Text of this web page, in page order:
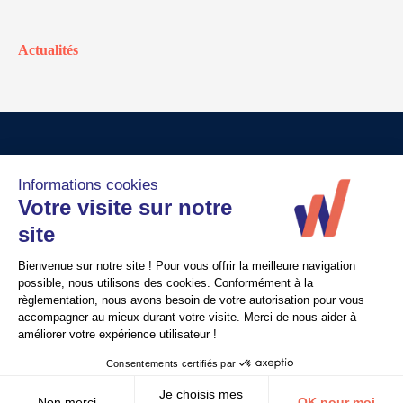
Actualités
Crédits
Politique de confidentialité
Nous contacter